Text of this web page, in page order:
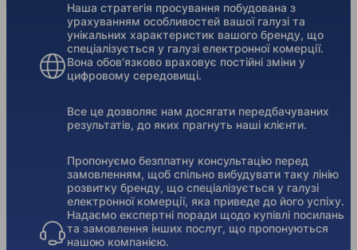
Наша стратегія просування побудована з
урахуванням особливостей вашої галузі та
унікальних характеристик вашого бренду, що
спеціалізується у галузі електронної комерції.
Вона обов'язково враховує постійні зміни у
цифровому середовищі.
Все це дозволяє нам досягати передбачуваних
результатів, до яких прагнуть наші клієнти.
Пропонуємо безплатну консультацію перед
замовленням, щоб спільно вибудувати таку лінію
розвитку бренду, що спеціалізується у галузі
електронної комерції, яка приведе до його успіху.
Надаємо експертні поради щодо купівлі посилань
та замовлення інших послуг, що пропонуються
нашою компанією.